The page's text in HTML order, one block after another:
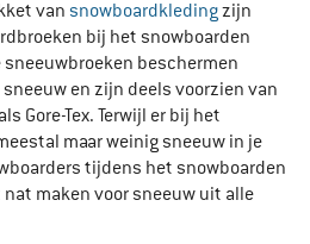
van snowboardkledingzijn
bij het snowboarden
beschermen
en zijn deels voorzien van
Gore-Tex. Terwijl er bij het
maar weinig sneeuw in je
tijdens het snowboarden
maken voor sneeuw uit alle